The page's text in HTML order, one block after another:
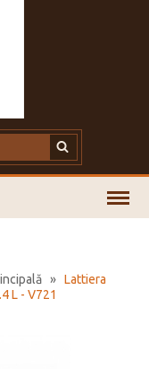
» Lattiera
L - V721